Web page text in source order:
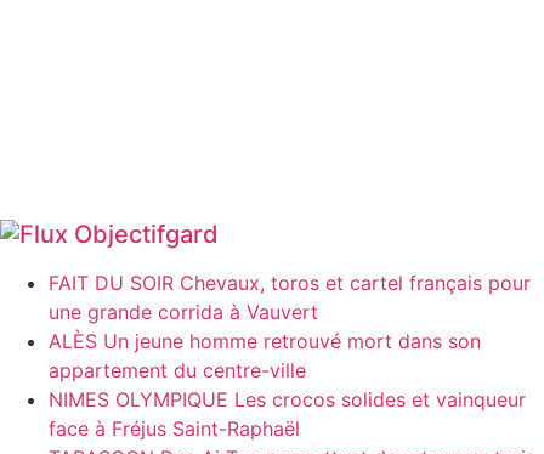
Objectifgard
FAIT DU SOIR Chevaux, toros et cartel français pour
une grande corrida à Vauvert
ALÈS Un jeune homme retrouvé mort dans son
appartement du centre-ville
NIMES OLYMPIQUE Les crocos solides et vainqueur
face à Fréjus Saint-Raphaël